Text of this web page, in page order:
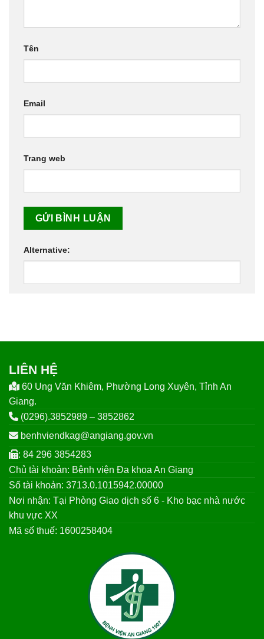
Tên
Email
Trang web
Alternative:
LIÊN HỆ
60 Ung Văn Khiêm, Phường Long Xuyên, Tỉnh An
Giang.
(0296).3852989 – 3852862
benhviendkag@angiang.gov.vn
: 84 296 3854283
Chủ tài khoản: Bệnh viện Đa khoa An Giang
Số tài khoản: 3713.0.1015942.00000
Nơi nhận: Tại Phòng Giao dịch số 6 - Kho bạc nhà nước
khu vực XX
Mã số thuế: 1600258404